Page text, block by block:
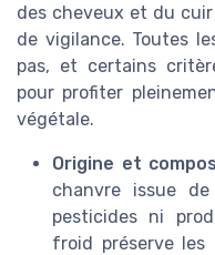
des cheveux et du
de vigilance. Toutes
pas, et certains
pour profiter
végétale.
Origine et
chanvre issue
pesticides ni
froid préserve les